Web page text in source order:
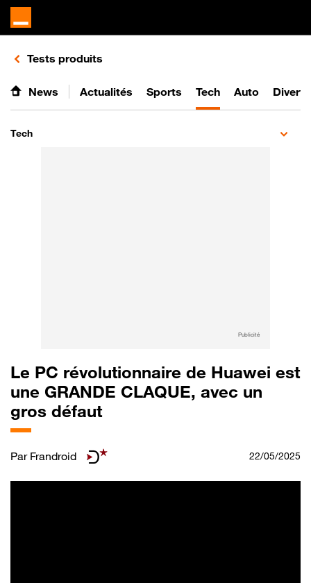
Retours vers le listing de vidéos de la catégorie
Tests produits
News Actualités Sports Tech Auto
Tech
Publicité
Le PC révolutionnaire de Huawei est
une GRANDE CLAQUE, avec un
gros défaut
Par Frandroid 22/05/2025